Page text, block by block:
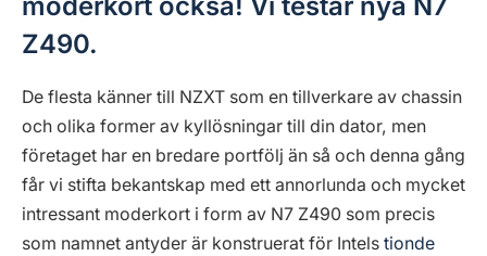
moderkort också! Vi testar nya N7
Z490.
De flesta känner till NZXT som en tillverkare av chassin
och olika former av kyllösningar till din dator, men
företaget har en bredare portfölj än så och denna gång
får vi stifta bekantskap med ett annorlunda och mycket
intressant moderkort i form av N7 Z490 som precis
som namnet antyder är konstruerat för Intels tionde